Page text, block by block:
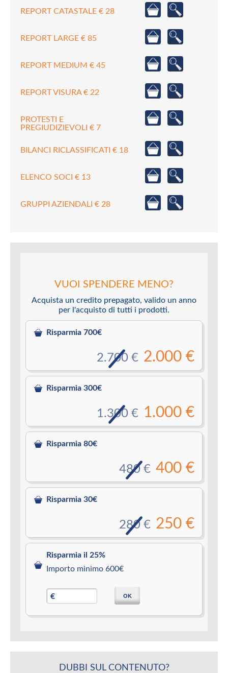
REPORT CATASTALE € 28
REPORT LARGE € 85
REPORT MEDIUM € 45
REPORT VISURA € 22
PROTESTI E
PREGIUDIZIEVOLI € 7
BILANCI RICLASSIFICATI € 18
ELENCO SOCI € 13
GRUPPI AZIENDALI € 28
VUOI SPENDERE MENO?
Acquista un credito prepagato, valido un anno
per l'acquisto di tutti i prodotti.
Risparmia 700€
2.000 €
2.700 €
Risparmia 300€
1.000 €
1.300 €
Risparmia 80€
400 €
480 €
Risparmia 30€
250 €
280 €
Risparmia il 25%
Importo minimo 600€
€ OK
DUBBI SUL CONTENUTO?